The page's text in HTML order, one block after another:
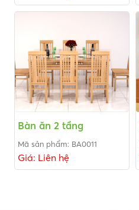
Bàn ăn 2 tầng
Mã sản phẩm: BA0011
Giá: Liên hệ